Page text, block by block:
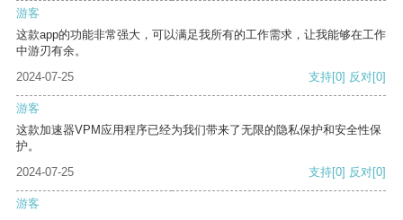
游客
这款app的功能非常强大，可以满足我所有的工作需求，让我能够在工作
中游刃有余。
2024-07-25
支持[0] 反对[0]
游客
这款加速器VPM应用程序已经为我们带来了无限的隐私保护和安全性保
护。
2024-07-25
支持[0] 反对[0]
游客